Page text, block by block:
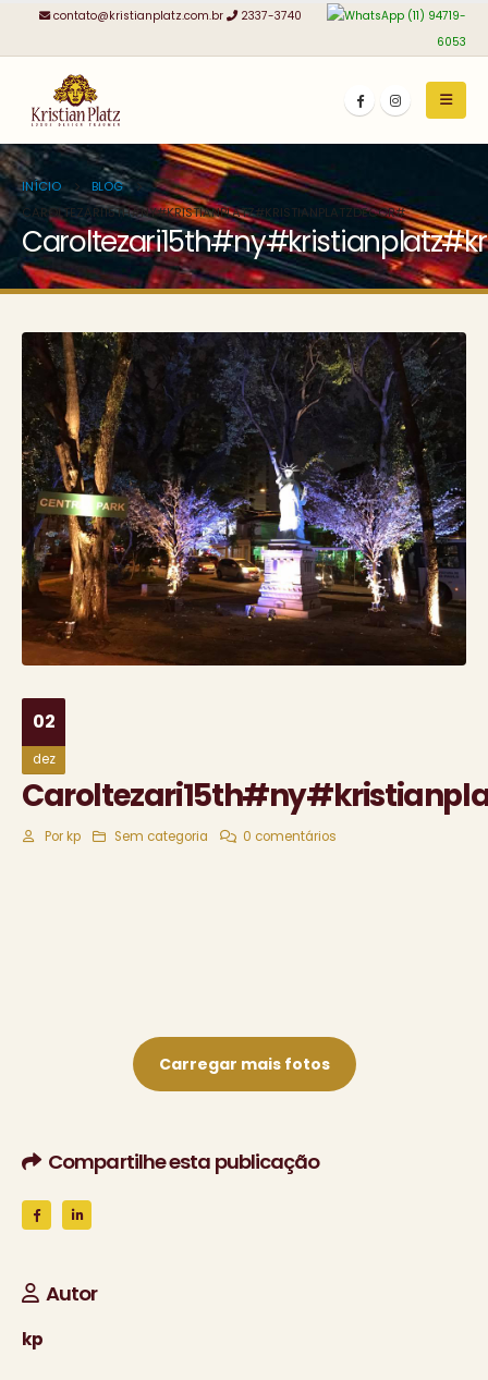
contato@kristianplatz.com.br 2337-3740
(11) 94719-
6053
INÍCIO
BLOG
CAROLTEZARI15TH#NY#KRISTIANPLATZ#KRISTIANPLATZDECOR#
02
dez
Por kp Sem categoria 0 comentários
Carregar mais fotos
Compartilhe esta publicação
Autor
kp